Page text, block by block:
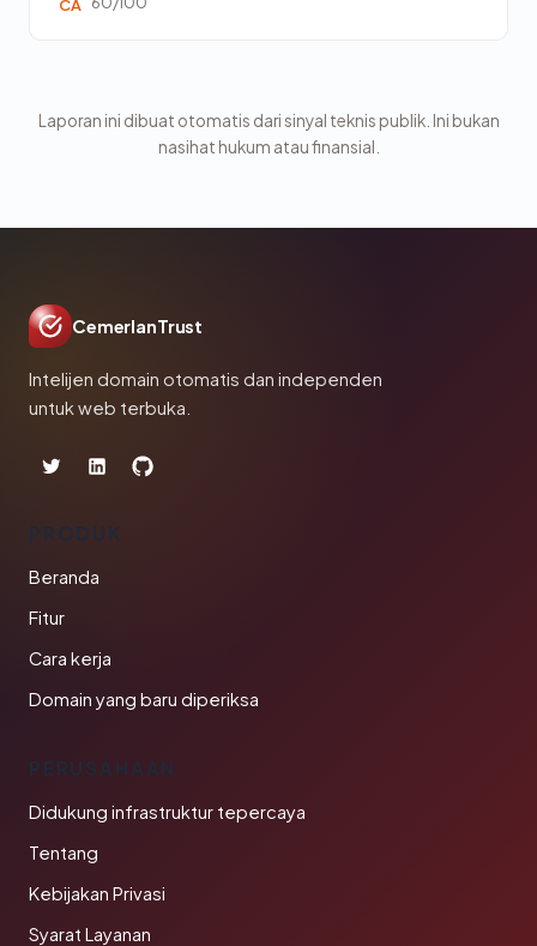
CA
Laporan ini dibuat otomatis dari sinyal teknis publik. Ini bukan
nasihat hukum atau finansial.
CemerlanTrust
Intelijen domain otomatis dan independen
untuk web terbuka.
PRODUK
Beranda
Fitur
Cara kerja
Domain yang baru diperiksa
PERUSAHAAN
Didukung infrastruktur tepercaya
Tentang
Kebijakan Privasi
Syarat Layanan